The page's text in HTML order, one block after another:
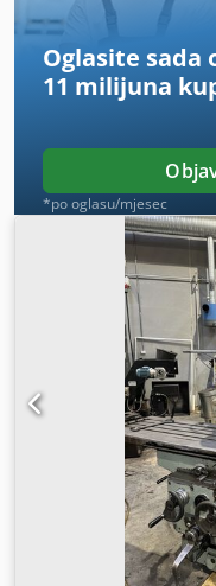
5.500 eura + PDV,
Adqok
Oglasite sada
11 milijuna
*po oglasu/mjesec